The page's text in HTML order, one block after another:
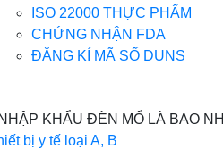
ISO 22000 THỰC PHẨM
CHỨNG NHẬN FDA
ĐĂNG KÍ MÃ SỐ DUNS
bị y tế loại A, B